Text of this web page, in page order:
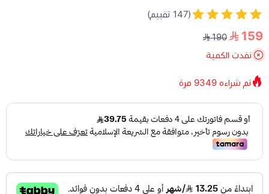
(147 تقييم)
159
190
نفدت الكمية
تم شراءه 9349 مرة